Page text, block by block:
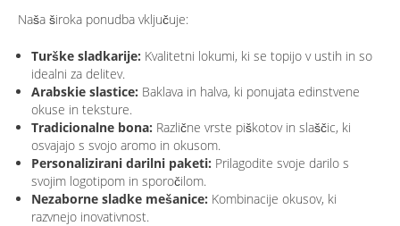
Naša široka ponudba vključuje:
Turške sladkarije: Kvalitetni lokumi, ki se topijo v ustih in so
idealni za delitev.
Arabskie slastice: Baklava in halva, ki ponujata edinstvene
okuse in teksture.
Tradicionalne bona: Različne vrste piškotov in slaščic, ki
osvajajo s svojo aromo in okusom.
Personalizirani darilni paketi: Prilagodite svoje darilo s
svojim logotipom in sporočilom.
Nezaborne sladke mešanice: Kombinacije okusov, ki
razvnejo inovativnost.